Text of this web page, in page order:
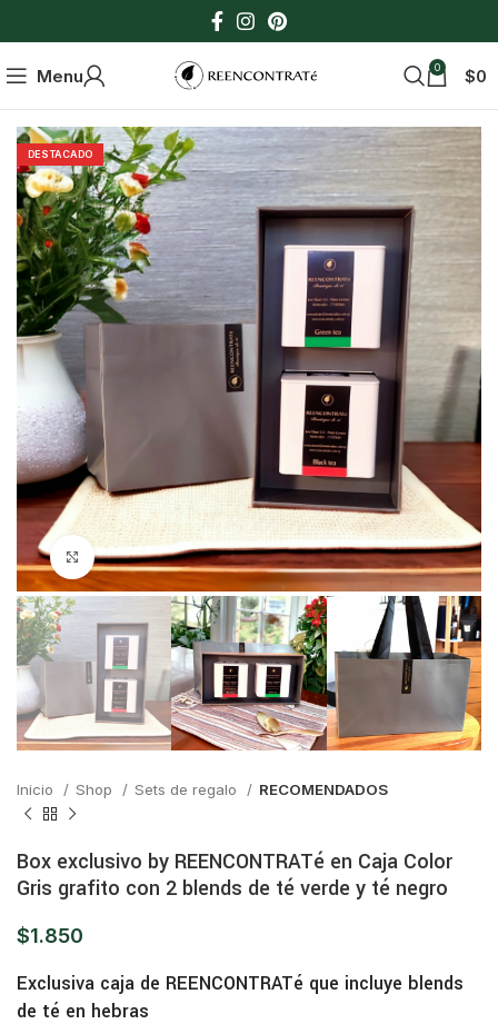
Menu 0 $0
DESTACADO
Click para ampliar
Inicio Shop Sets de regalo RECOMENDADOS
Box exclusivo by REENCONTRATé en Caja Color
Gris grafito con 2 blends de té verde y té negro
$1.850
Exclusiva caja de REENCONTRATé que incluye blends
de té en hebras